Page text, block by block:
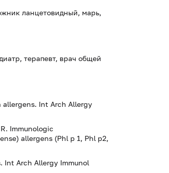
ланцетовидный, марь,
терапевт, врач общей
allergens. Int Arch Allergy
Immunologic
allergens (Phl p 1, Phl p2,
Int Arch Allergy Immunol